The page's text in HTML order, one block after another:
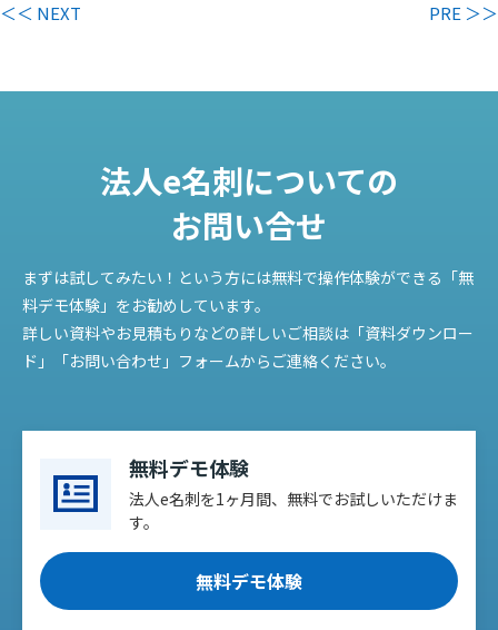
＜＜ NEXT PRE ＞＞
法人e名刺についての
お問い合せ
まずは試してみたい！という方には無料で操作体験ができる「無
料デモ体験」をお勧めしています。
詳しい資料やお見積もりなどの詳しいご相談は「資料ダウンロー
ド」「お問い合わせ」フォームからご連絡ください。
無料デモ体験
法人e名刺を1ヶ月間、無料でお試しいただけま
す。
無料デモ体験